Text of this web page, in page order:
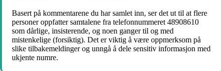
Basert på kommentarene du har samlet inn, ser det ut til at flere
personer oppfatter samtalene fra telefonnummeret 48908610
som dårlige, insisterende, og noen ganger til og med
mistenkelige (forsiktig). Det er viktig å være oppmerksom på
slike tilbakemeldinger og unngå å dele sensitiv informasjon med
ukjente numre.